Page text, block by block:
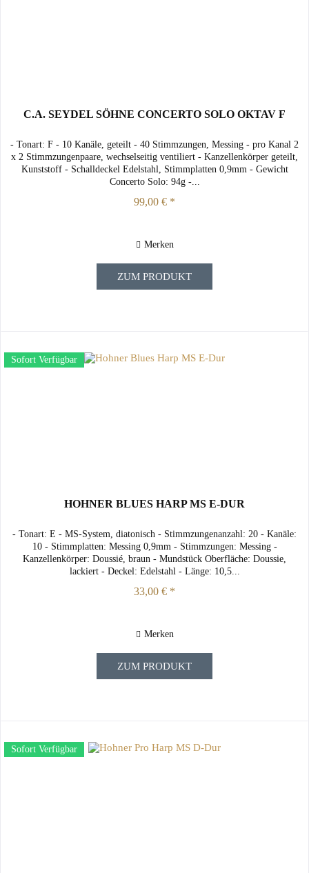
C.A. SEYDEL SÖHNE CONCERTO SOLO OKTAV F
- Tonart: F - 10 Kanäle, geteilt - 40 Stimmzungen, Messing - pro Kanal 2
x 2 Stimmzungenpaare, wechselseitig ventiliert - Kanzellenkörper geteilt,
Kunststoff - Schalldeckel Edelstahl, Stimmplatten 0,9mm - Gewicht
Concerto Solo: 94g -...
99,00 € *
Merken
ZUM PRODUKT
Sofort Verfügbar
HOHNER BLUES HARP MS E-DUR
- Tonart: E - MS-System, diatonisch - Stimmzungenanzahl: 20 - Kanäle:
10 - Stimmplatten: Messing 0,9mm - Stimmzungen: Messing -
Kanzellenkörper: Doussié, braun - Mundstück Oberfläche: Doussie,
lackiert - Deckel: Edelstahl - Länge: 10,5...
33,00 € *
Merken
ZUM PRODUKT
Sofort Verfügbar